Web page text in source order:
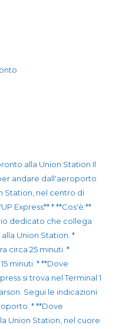
alla Union Station Il
andare dall'aeroporto
Station, nel centro di
Express** * **Cos'è:**
dedicato che collega
Union Station. *
circa 25 minuti. *
minuti. * **Dove
si trova nel Terminal 1
Segui le indicazioni
* **Dove
Union Station, nel cuore